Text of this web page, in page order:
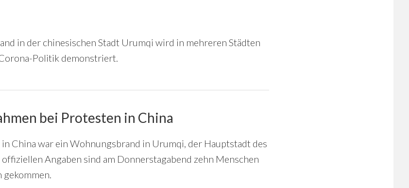
in der chinesischen Stadt Urumqi wird in mehreren Städten
Politik demonstriert.
bei Protesten in China
China war ein Wohnungsbrand in Urumqi, der Hauptstadt des
Angaben sind am Donnerstagabend zehn Menschen
gekommen.